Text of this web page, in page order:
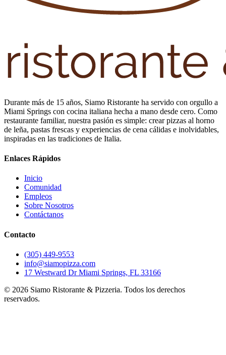
Durante más de 15 años, Siamo Ristorante ha servido con orgullo a
Miami Springs con cocina italiana hecha a mano desde cero. Como
restaurante familiar, nuestra pasión es simple: crear pizzas al horno
de leña, pastas frescas y experiencias de cena cálidas e inolvidables,
inspiradas en las tradiciones de Italia.
Enlaces Rápidos
Inicio
Comunidad
Empleos
Sobre Nosotros
Contáctanos
Contacto
(305) 449-9553
info@siamopizza.com
17 Westward Dr Miami Springs, FL 33166
© 2026 Siamo Ristorante & Pizzeria. Todos los derechos
reservados.